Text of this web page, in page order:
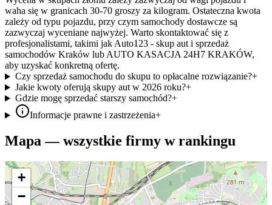
waha się w granicach 30-70 groszy za kilogram. Ostateczna kwota
zależy od typu pojazdu, przy czym samochody dostawcze są
zazwyczaj wyceniane najwyżej. Warto skontaktować się z
profesjonalistami, takimi jak Auto123 - skup aut i sprzedaż
samochodów Kraków lub AUTO KASACJA 24H7 KRAKÓW,
aby uzyskać konkretną ofertę.
Czy sprzedaż samochodu do skupu to opłacalne rozwiązanie?+
Jakie kwoty oferują skupy aut w 2026 roku?+
Gdzie mogę sprzedać starszy samochód?+
Informacje prawne i zastrzeżenia+
Mapa — wszystkie firmy w rankingu
+
−